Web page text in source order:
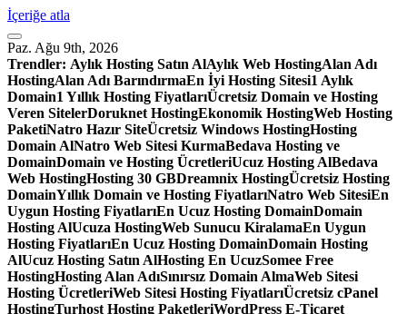
İçeriğe atla
Paz. Ağu 9th, 2026
Trendler: Aylık Hosting Satın AlAylık Web HostingAlan Adı
HostingAlan Adı BarındırmaEn İyi Hosting Sitesi1 Aylık
Domain1 Yıllık Hosting FiyatlarıÜcretsiz Domain ve Hosting
Veren SitelerDoruknet HostingEkonomik HostingWeb Hosting
PaketiNatro Hazır SiteÜcretsiz Windows HostingHosting
Domain AlNatro Web Sitesi KurmaBedava Hosting ve
DomainDomain ve Hosting ÜcretleriUcuz Hosting AlBedava
Web HostingHosting 30 GBDreamnix HostingÜcretsiz Hosting
DomainYıllık Domain ve Hosting FiyatlarıNatro Web SitesiEn
Uygun Hosting FiyatlarıEn Ucuz Hosting DomainDomain
Hosting AlUcuza HostingWeb Sunucu KiralamaEn Uygun
Hosting FiyatlarıEn Ucuz Hosting DomainDomain Hosting
AlUcuz Hosting Satın AlHosting En UcuzSomee Free
HostingHosting Alan AdıSınırsız Domain AlmaWeb Sitesi
Hosting ÜcretleriWeb Sitesi Hosting FiyatlarıÜcretsiz cPanel
HostingTurhost Hosting PaketleriWordPress E-Ticaret